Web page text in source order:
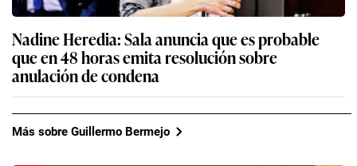
Nadine Heredia: Sala anuncia que es probable
que en 48 horas emita resolución sobre
anulación de condena
Más sobre Guillermo Bermejo